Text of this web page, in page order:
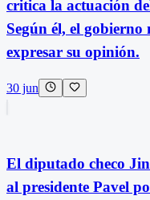
critica la actuación
Según él, el
expresar su opinión.
30 jun
El diputado checo
al presidente Pavel